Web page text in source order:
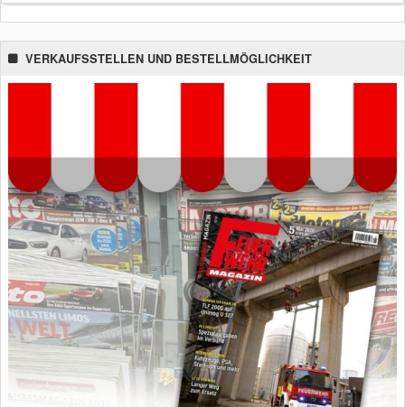
VERKAUFSSTELLEN UND BESTELLMÖGLICHKEIT